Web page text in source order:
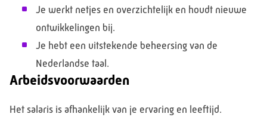
Je werkt netjes en overzichtelijk en houdt nieuwe
ontwikkelingen bij.
Je hebt een uitstekende beheersing van de
Nederlandse taal.
Arbeidsvoorwaarden
Het salaris is afhankelijk van je ervaring en leeftijd.